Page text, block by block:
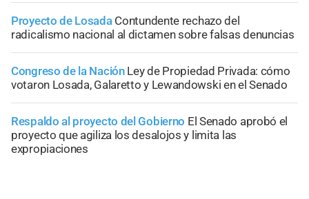
Proyecto de Losada Contundente rechazo del
radicalismo nacional al dictamen sobre falsas denuncias
Congreso de la Nación Ley de Propiedad Privada: cómo
votaron Losada, Galaretto y Lewandowski en el Senado
Respaldo al proyecto del Gobierno El Senado aprobó el
proyecto que agiliza los desalojos y limita las
expropiaciones